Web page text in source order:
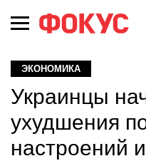
ЭКОНОМИКА
Украинцы
ухудшения
настроений